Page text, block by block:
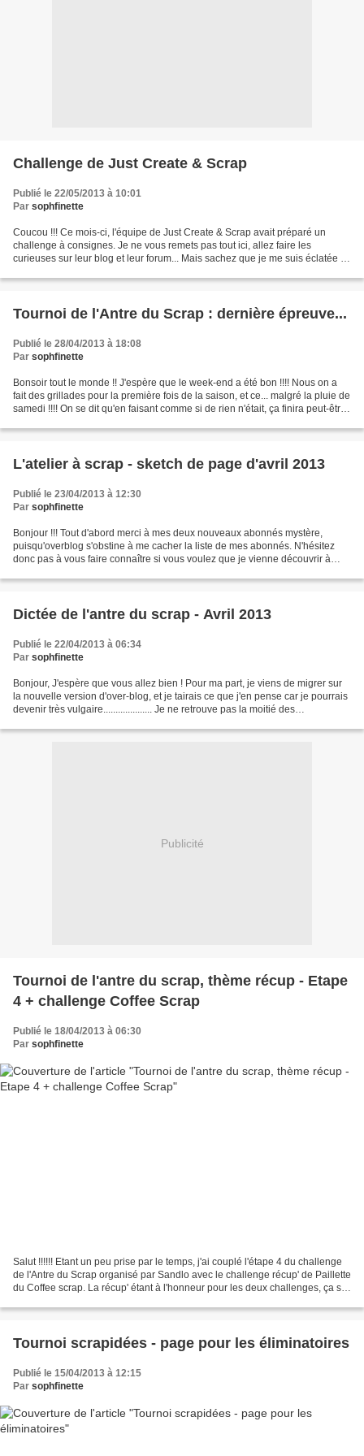
Challenge de Just Create & Scrap
Publié le 22/05/2013 à 10:01
Par sophfinette
Coucou !!! Ce mois-ci, l'équipe de Just Create & Scrap avait préparé un
challenge à consignes. Je ne vous remets pas tout ici, allez faire les
curieuses sur leur blog et leur forum... Mais sachez que je me suis éclatée à
Tournoi de l'Antre du Scrap : dernière épreuve...
Publié le 28/04/2013 à 18:08
Par sophfinette
Bonsoir tout le monde !! J'espère que le week-end a été bon !!!! Nous on a
fait des grillades pour la première fois de la saison, et ce... malgré la pluie de
samedi !!!! On se dit qu'en faisant comme si de rien n'était, ça finira peut-être
L'atelier à scrap - sketch de page d'avril 2013
Publié le 23/04/2013 à 12:30
Par sophfinette
Bonjour !!! Tout d'abord merci à mes deux nouveaux abonnés mystère,
puisqu'overblog s'obstine à me cacher la liste de mes abonnés. N'hésitez
donc pas à vous faire connaître si vous voulez que je vienne découvrir à
Dictée de l'antre du scrap - Avril 2013
Publié le 22/04/2013 à 06:34
Par sophfinette
Bonjour, J'espère que vous allez bien ! Pour ma part, je viens de migrer sur
la nouvelle version d'over-blog, et je tairais ce que j'en pense car je pourrais
devenir très vulgaire.................... Je ne retrouve pas la moitié des
Publicité
Tournoi de l'antre du scrap, thème récup - Etape
4 + challenge Coffee Scrap
Publié le 18/04/2013 à 06:30
Par sophfinette
Salut !!!!!! Etant un peu prise par le temps, j'ai couplé l'étape 4 du challenge
de l'Antre du Scrap organisé par Sandlo avec le challenge récup' de Paillette
du Coffee scrap. La récup' étant à l'honneur pour les deux challenges, ça se
Tournoi scrapidées - page pour les éliminatoires
Publié le 15/04/2013 à 12:15
Par sophfinette